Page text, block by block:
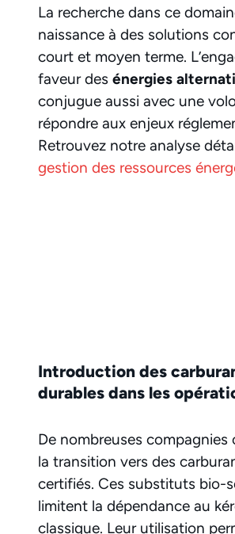
La recherche dans ce
naissance à des solutions
court et moyen terme.
faveur des énergies
conjugue aussi avec une
répondre aux enjeux
Retrouvez notre analyse
gestion des ressources
Introduction des
durables dans les
De nombreuses compagnies
la transition vers des
certifiés. Ces substituts bio-
limitent la dépendance au
classique. Leur utilisation